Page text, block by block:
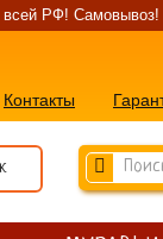
всей РФ! Самовывоз!
Контакты